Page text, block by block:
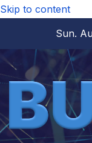
Skip to content
Sun.